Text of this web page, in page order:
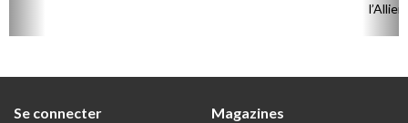
Se connecter
Magazines